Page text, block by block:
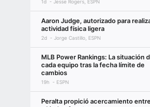
1d Jesse Rogers, ESPN
Aaron Judge, autorizado para
actividad física ligera
2d Jorge Castillo, ESPN
MLB Power Rankings: La situación
cada equipo tras la fecha límite de
cambios
19h ESPN
Peralta propició acercamiento